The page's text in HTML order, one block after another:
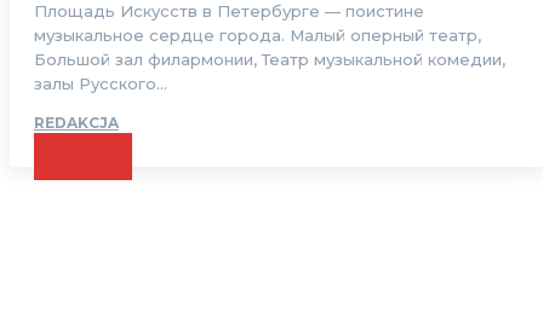
Площадь Искусств в Петербурге — поистине
музыкальное сердце города. Малый оперный театр,
Большой зал филармонии, Театр музыкальной комедии,
залы Русского...
REDAKCJA